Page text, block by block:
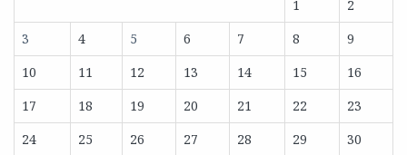
1
2
3
4 5 6 7 8
9
10
11 12 13 14 15
16
17
18 19 20 21 22
23
24
25 26 27 28 29
30